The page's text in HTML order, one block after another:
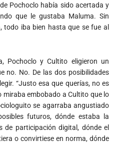
Pochoclo había sido acertada y
que le gustaba Maluma. Sin
todo iba bien hasta que se fue al
Pochoclo y Cultito eligieron un
no. No. De las dos posibilidades
“Justo esa que querías, no es
miraba embobado a Cultito que lo
se agarraba angustiado
futuros, dónde estaba la
de participación digital, dónde el
o convirtiese en norma, dónde